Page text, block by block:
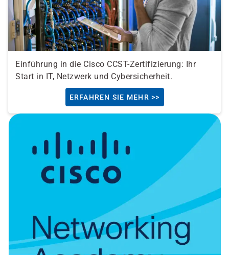
Einführung in die Cisco CCST-Zertifizierung: Ihr
Start in IT, Netzwerk und Cybersicherheit.
ERFAHREN SIE MEHR >>